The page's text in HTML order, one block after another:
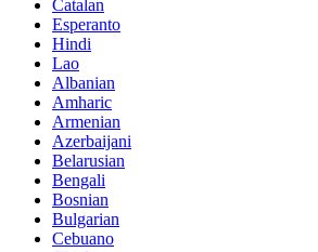
Catalan
Esperanto
Hindi
Lao
Albanian
Amharic
Armenian
Azerbaijani
Belarusian
Bengali
Bosnian
Bulgarian
Cebuano